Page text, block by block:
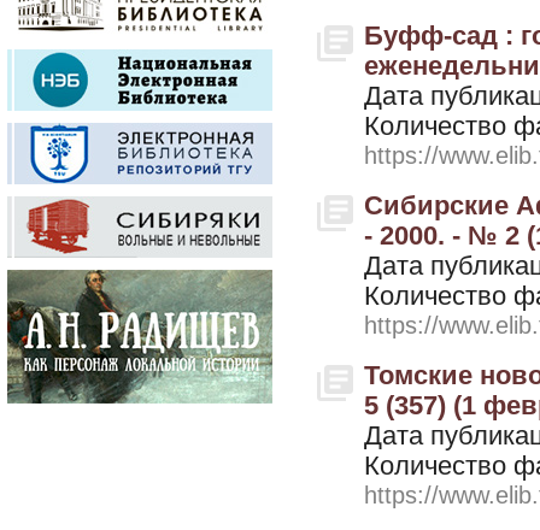
Буфф-сад :
Дата
Количество
https://
Сибирские
- 2000. - № 2
Дата
Количество
https://
Томские
5 (357) (1
Дата
Количество
https://